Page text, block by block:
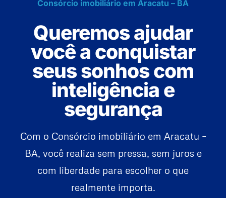
Consórcio imobiliário em Aracatu – BA
Queremos ajudar
você a conquistar
seus sonhos com
inteligência e
segurança
Com o Consórcio imobiliário em Aracatu –
BA, você realiza sem pressa, sem juros e
com liberdade para escolher o que
realmente importa.